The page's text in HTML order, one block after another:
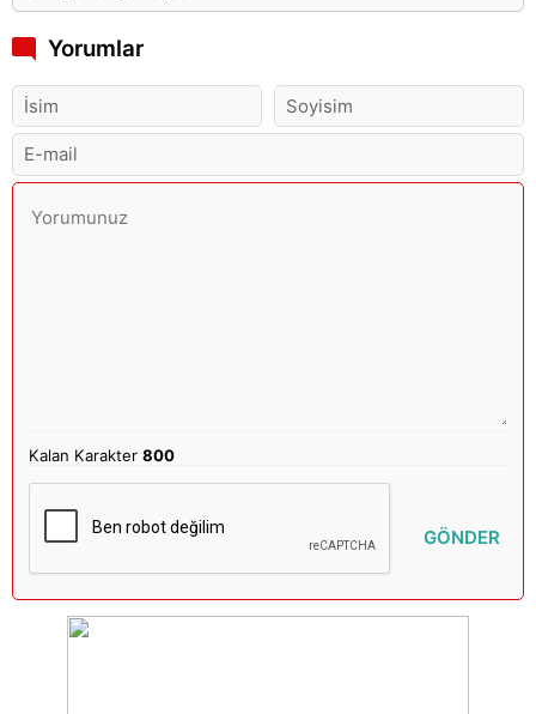
Yorumlar
Kalan Karakter800
GÖNDER